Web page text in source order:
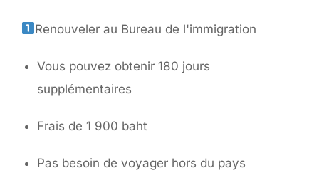
Renouveler au Bureau de l'immigration
Vous pouvez obtenir 180 jours
supplémentaires
Frais de 1 900 baht
Pas besoin de voyager hors du pays